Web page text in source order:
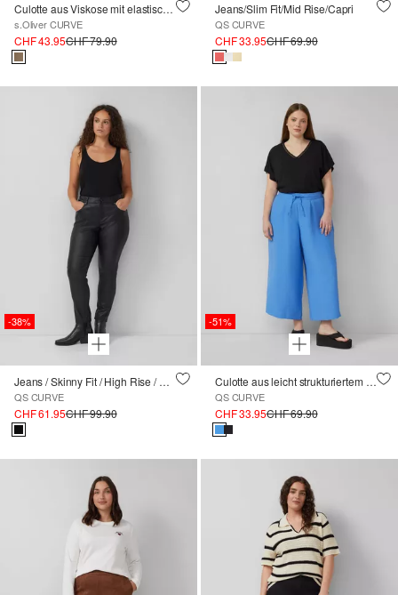
Culotte aus Viskose mit elastischem Bund
s.Oliver CURVE
CHF 43.95CHF 79.90
Jeans/Slim Fit/Mid Rise/Capri
QS CURVE
CHF 33.95CHF 69.90
-38%
Jeans / Skinny Fit / High Rise / Skinny Leg / Coating
QS CURVE
CHF 61.95CHF 99.90
-51%
Culotte aus leicht strukturiertem Viskosemix
QS CURVE
CHF 33.95CHF 69.90